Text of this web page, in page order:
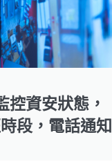
控資安狀態，
段，電話通知